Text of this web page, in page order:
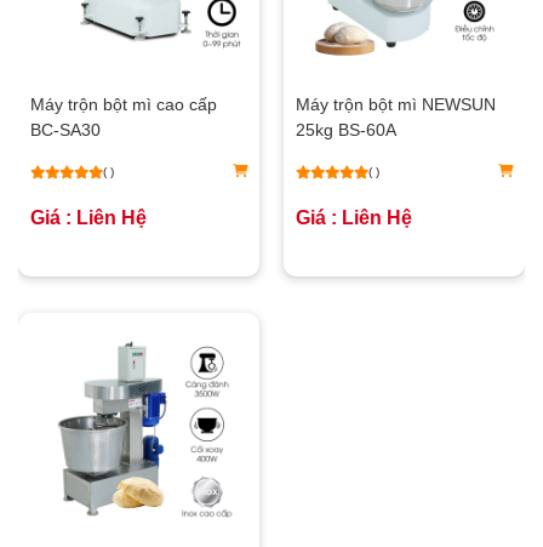
Máy trộn bột mì cao cấp
BC-SA30
( )
Giá : Liên Hệ
Máy trộn bột mì NEWSUN
25kg BS-60A
( )
Giá : Liên Hệ